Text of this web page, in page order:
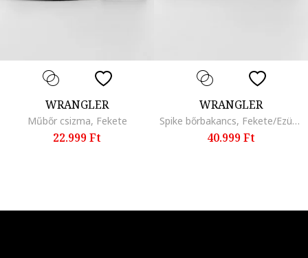
WRANGLER
Műbőr csizma, Fekete
22.999 Ft
WRANGLER
Spike bőrbakancs, Fekete/Ezüstszín
40.999 Ft